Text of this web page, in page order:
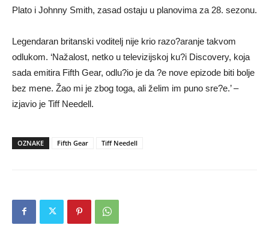
Plato i Johnny Smith, zasad ostaju u planovima za 28. sezonu.
Legendaran britanski voditelj nije krio razo?aranje takvom
odlukom. ‘Nažalost, netko u televizijskoj ku?i Discovery, koja
sada emitira Fifth Gear, odlu?io je da ?e nove epizode biti bolje
bez mene. Žao mi je zbog toga, ali želim im puno sre?e.’ –
izjavio je Tiff Needell.
OZNAKE Fifth Gear Tiff Needell